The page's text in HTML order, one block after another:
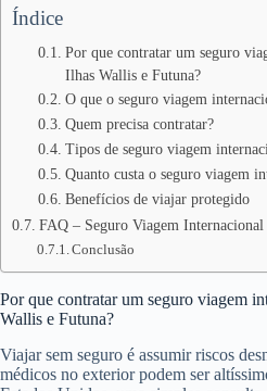
Índice
Por que contratar um seguro
Ilhas Wallis e Futuna?
O que o seguro viagem
Quem precisa contratar?
Tipos de seguro viagem
Quanto custa o seguro viagem
Benefícios de viajar protegido
FAQ – Seguro Viagem
Conclusão
Por que contratar um seguro viagem
Wallis e Futuna?
Viajar sem seguro é assumir riscos
médicos no exterior podem ser